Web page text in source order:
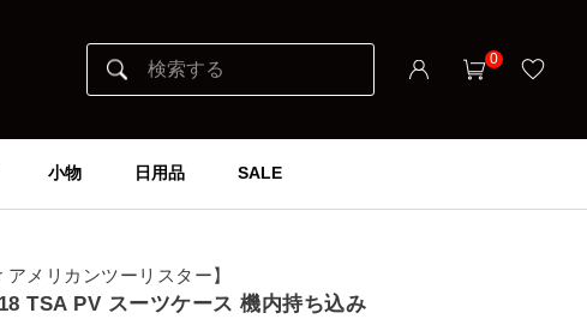
0
小物 日用品 SALE
アメリカンツーリスター】
TSA PV スーツケース 機内持ち込み